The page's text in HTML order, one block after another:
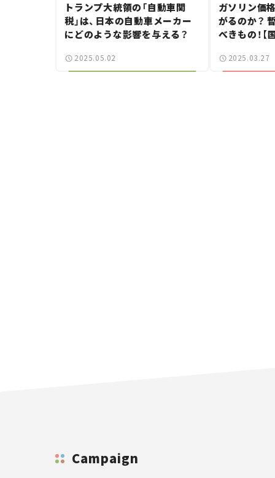
トランプ大統領の「自動車関
税」は、日本の自動車メーカー
にどのような影響を与える？
2025.05.02
ガソリン価
がるのか？
べきもの！
2025.03.27
Campaign